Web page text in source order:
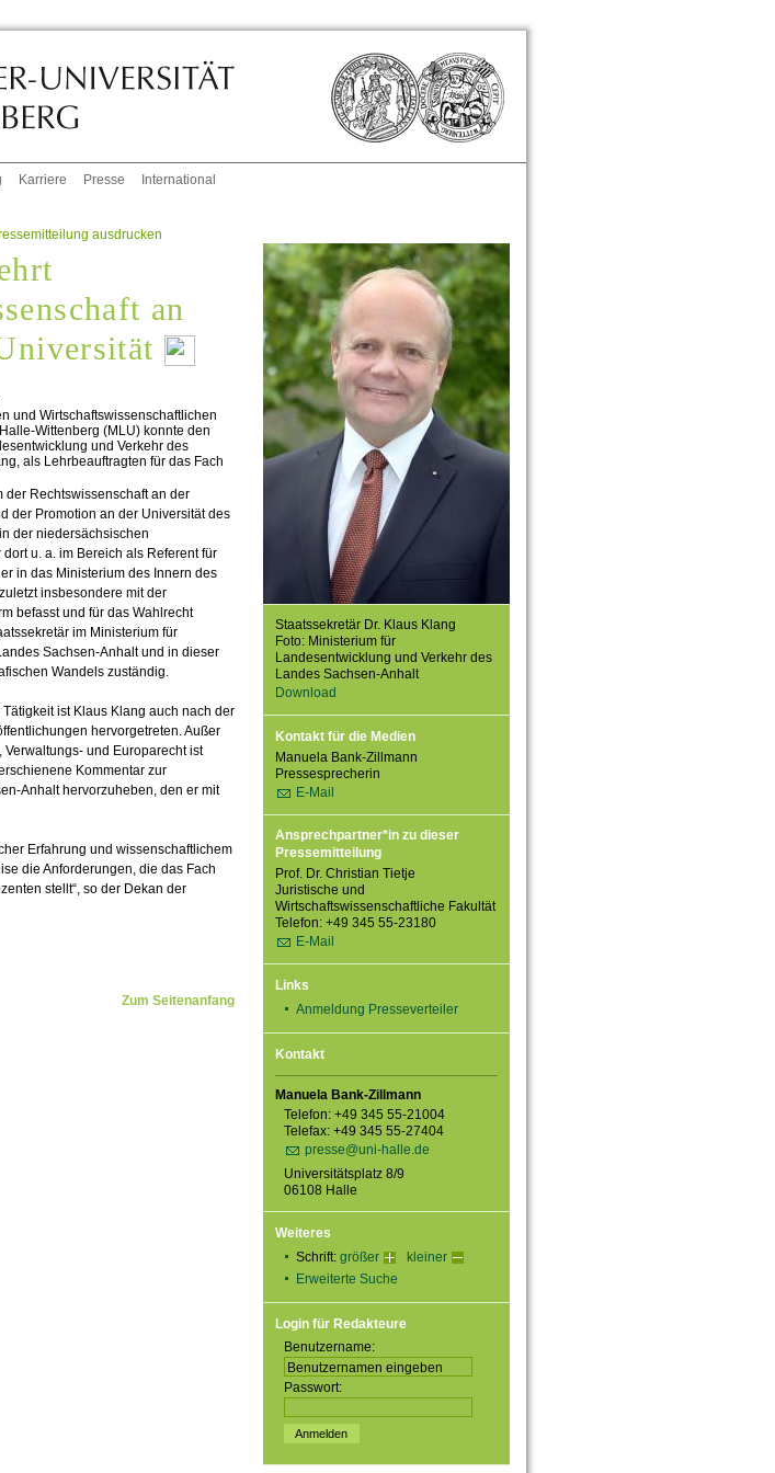
Karriere Presse International
Staatssekretär Dr. Klaus Klang
Foto: Ministerium für
Landesentwicklung und Verkehr des
Landes Sachsen-Anhalt
Download
Kontakt für die Medien
Manuela Bank-Zillmann
Pressesprecherin
E-Mail
Ansprechpartner*in zu dieser
Pressemitteilung
Prof. Dr. Christian Tietje
Juristische und
Wirtschaftswissenschaftliche Fakultät
Telefon: +49 345 55-23180
E-Mail
Links
Anmeldung Presseverteiler
Kontakt
Manuela Bank-Zillmann
Telefon: +49 345 55-21004
Telefax: +49 345 55-27404
presse@uni-halle.de
Universitätsplatz 8/9
06108 Halle
Weiteres
Schrift: größer
kleiner
Erweiterte Suche
Login für Redakteure
Benutzername:
Passwort:
ausdrucken
an
und Wirtschaftswissenschaftlichen
Wittenberg (MLU) konnte den
und Verkehr des
als Lehrbeauftragten für das Fach
der Rechtswissenschaft an der
der Promotion an der Universität des
der niedersächsischen
u. a. im Bereich als Referent für
in das Ministerium des Innern des
insbesondere mit der
befasst und für das Wahlrecht
im Ministerium für
Sachsen-Anhalt und in dieser
Wandels zuständig.
ist Klaus Klang auch nach der
hervorgetreten. Außer
und Europarecht ist
Kommentar zur
Anhalt hervorzuheben, den er mit
Erfahrung und wissenschaftlichem
die Anforderungen, die das Fach
stellt“, so der Dekan der
Zum Seitenanfang